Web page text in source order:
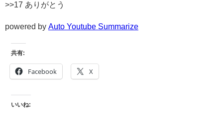
>>17 ありがとう
powered by Auto Youtube Summarize
共有:
Facebook X
いいね: